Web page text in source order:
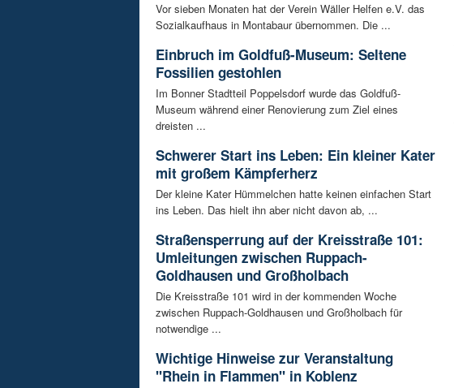
Vor sieben Monaten hat der Verein Wäller Helfen e.V. das
Sozialkaufhaus in Montabaur übernommen. Die ...
Einbruch im Goldfuß-Museum: Seltene
Fossilien gestohlen
Im Bonner Stadtteil Poppelsdorf wurde das Goldfuß-
Museum während einer Renovierung zum Ziel eines
dreisten ...
Schwerer Start ins Leben: Ein kleiner Kater
mit großem Kämpferherz
Der kleine Kater Hümmelchen hatte keinen einfachen Start
ins Leben. Das hielt ihn aber nicht davon ab, ...
Straßensperrung auf der Kreisstraße 101:
Umleitungen zwischen Ruppach-
Goldhausen und Großholbach
Die Kreisstraße 101 wird in der kommenden Woche
zwischen Ruppach-Goldhausen und Großholbach für
notwendige ...
Wichtige Hinweise zur Veranstaltung
"Rhein in Flammen" in Koblenz